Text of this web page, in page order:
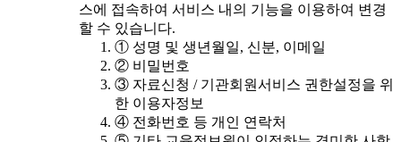
스에 접속하여 서비스 내의 기능을 이용하여 변경
할 수 있습니다.
① 성명 및 생년월일, 신분, 이메일
② 비밀번호
③ 자료신청 / 기관회원서비스 권한설정을 위
한 이용자정보
④ 전화번호 등 개인 연락처